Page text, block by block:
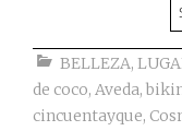
BELLEZA,
de coco, Aveda,
cincuentayque,